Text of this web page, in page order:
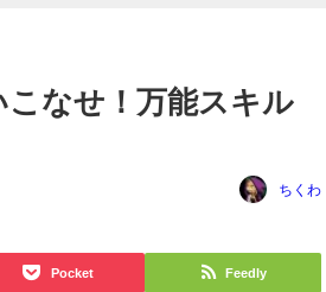
なせ！万能スキル
ちくわ
Pocket Feedly